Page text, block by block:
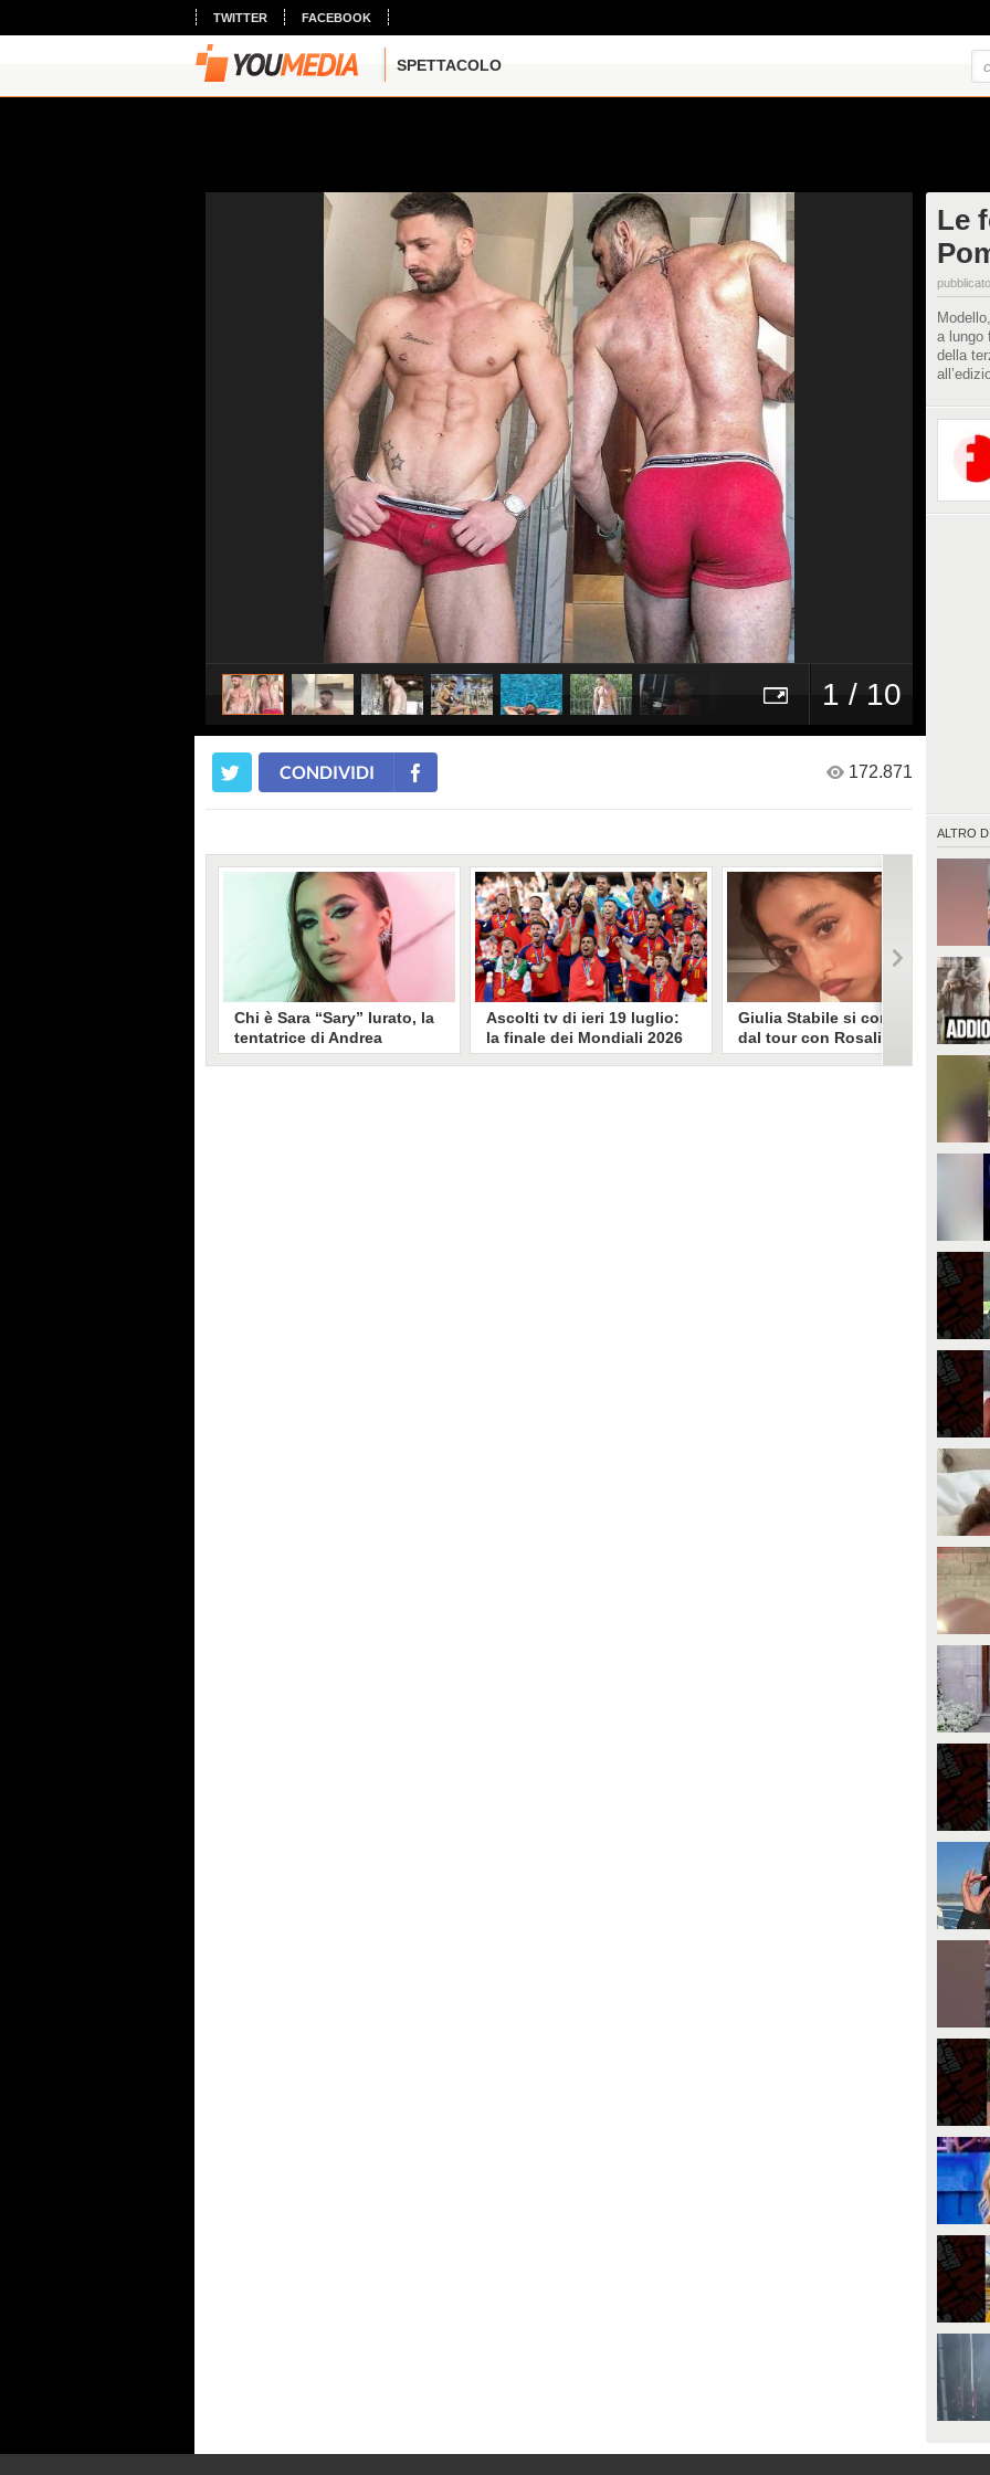
TWITTER FACEBOOK
SPETTACOLO
1 / 10
Le
a lungo
della
ALTRO DI
CONDIVIDI 172.871
Chi è Sara “Sary” Iurato, la
tentatrice di Andrea
Petraroli a Temptation
Ascolti tv di ieri 19 luglio:
la finale dei Mondiali 2026
Spagna-Argentina
Giulia Stabile si confessa
dal tour con Rosalia: "Non
sono stata bene, costretta
lasciata andare a una confessione
altri. A volte è già dentro di noi".